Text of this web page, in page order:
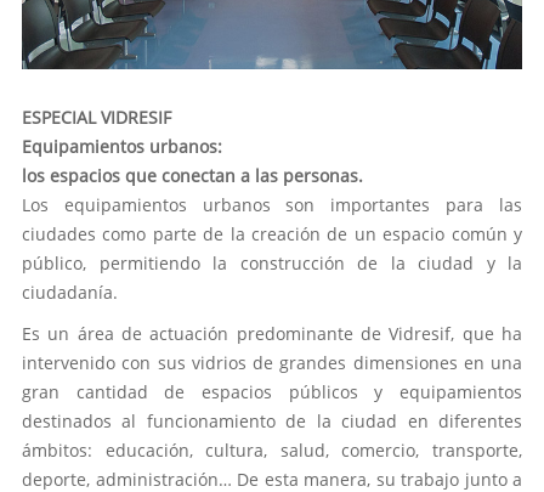
ESPECIAL VIDRESIF
Equipamientos urbanos:
los espacios que conectan a las personas.
Los equipamientos urbanos son importantes para las
ciudades como parte de la creación de un espacio común y
público, permitiendo la construcción de la ciudad y la
ciudadanía.
Es un área de actuación predominante de Vidresif, que ha
intervenido con sus vidrios de grandes dimensiones en una
gran cantidad de espacios públicos y equipamientos
destinados al funcionamiento de la ciudad en diferentes
ámbitos: educación, cultura, salud, comercio, transporte,
deporte, administración… De esta manera, su trabajo junto a